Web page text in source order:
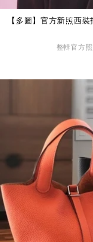
【多圖】官方新照西
整輯官方